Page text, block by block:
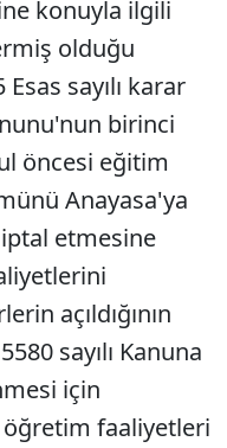
konuyla ilgili
olduğu
sayılı karar
birinci
öncesi eğitim
Anayasa'ya
etmesine
açıldığının
sayılı Kanuna
için
faaliyetleri